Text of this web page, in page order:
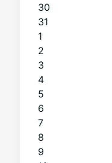
30
31
1
2
3
4
5
6
7
8
9